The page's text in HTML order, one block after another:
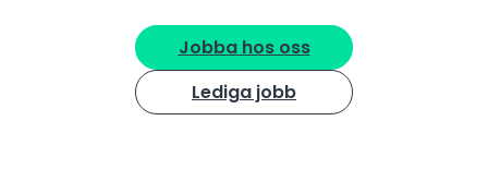
Jobba hos oss
Lediga jobb